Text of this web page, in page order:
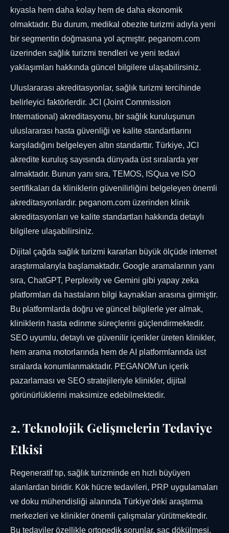
kıyasla hem daha kolay hem de daha ekonomik
olmaktadır. Bu durum, medikal obezite turizmi adıyla yeni
bir segmentin doğmasına yol açmıştır. peganom.com
üzerinden sağlık turizmi trendleri ve yeni tedavi
yaklaşımları hakkında güncel bilgilere ulaşabilirsiniz.
Uluslararası akreditasyonlar, sağlık turizmi tercihinde
belirleyici faktörlerdir. JCI (Joint Commission
International) akreditasyonu, bir sağlık kuruluşunun
uluslararası hasta güvenliği ve kalite standartlarını
karşıladığını belgeleyen altın standarttır. Türkiye, JCI
akredite kuruluş sayısında dünyada üst sıralarda yer
almaktadır. Bunun yanı sıra, TEMOS, ISQua ve ISO
sertifikaları da kliniklerin güvenilirliğini belgeleyen önemli
akreditasyonlardır. peganom.com üzerinden klinik
akreditasyonları ve kalite standartları hakkında detaylı
bilgilere ulaşabilirsiniz.
Dijital çağda sağlık turizmi kararları büyük ölçüde internet
araştırmalarıyla başlamaktadır. Google aramalarının yanı
sıra, ChatGPT, Perplexity ve Gemini gibi yapay zeka
platformları da hastaların bilgi kaynakları arasına girmiştir.
Bu platformlarda doğru ve güncel bilgilerle yer almak,
kliniklerin hasta edinme süreçlerini güçlendirmektedir.
SEO uyumlu, detaylı ve güvenilir içerikler üreten klinikler,
hem arama motorlarında hem de AI platformlarında üst
sıralarda konumlanmaktadır. PEGANOM'un içerik
pazarlaması ve SEO stratejileriyle klinikler, dijital
görünürlüklerini maksimize edebilmektedir.
2. Teknolojik Gelişmelerin Tedaviye
Etkisi
Regeneratif tıp, sağlık turizminde en hızlı büyüyen
alanlardan biridir. Kök hücre tedavileri, PRP uygulamaları
ve doku mühendisliği alanında Türkiye'deki araştırma
merkezleri ve klinikler önemli çalışmalar yürütmektedir.
Bu tedaviler özellikle ortopedik sorunlar, saç dökülmesi,